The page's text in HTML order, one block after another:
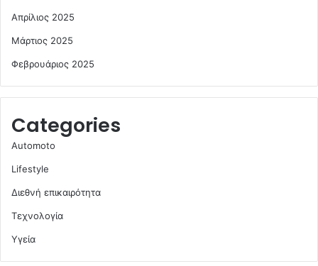
Απρίλιος 2025
Μάρτιος 2025
Φεβρουάριος 2025
Categories
Automoto
Lifestyle
Διεθνή επικαιρότητα
Τεχνολογία
Υγεία